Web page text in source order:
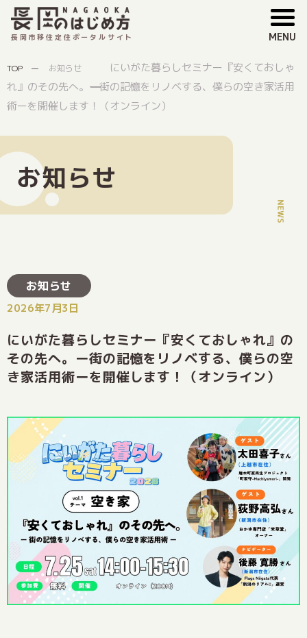
長岡市移住定住ポータルサイト MENU
TOP お知らせ
にいがた暮らしセミナー『安くておしゃ
れ』のその先へ。ー街の記憶をリノベする、僕らの空き家活用
術ーを開催します！（オンライン）
お知らせ
お知らせ
2026年7月3日
にいがた暮らしセミナー『安くておしゃれ』の
その先へ。ー街の記憶をリノベする、僕らの空
き家活用術ーを開催します！（オンライン）